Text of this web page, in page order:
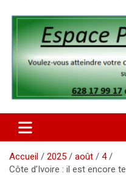
Accueil 2025 août
4
Côte d’Ivoire : il est encore